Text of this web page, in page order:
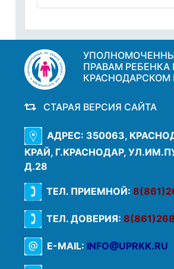
ПРАВАМ РЕБЕНКА
КРАСНОДАРСКОМ
СТАРАЯ ВЕРСИЯ САЙТА
АДРЕС: 350063,
КРАЙ, Г.КРАСНОДАР,
Д.28
ТЕЛ. ПРИЕМНОЙ:
ТЕЛ. ДОВЕРИЯ:
E-MAIL: INFO@UPRKK.RU